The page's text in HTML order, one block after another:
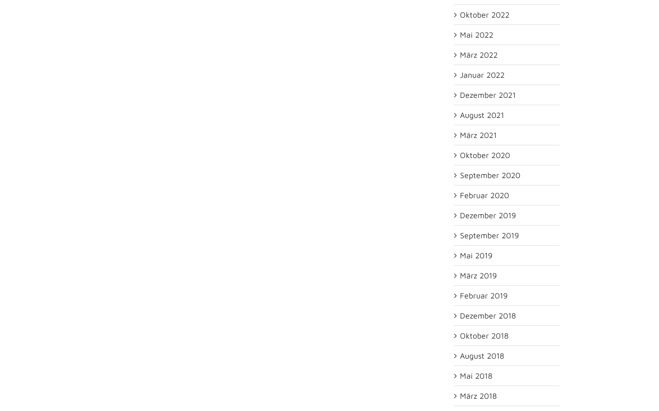
Oktober 2022
Mai 2022
März 2022
Januar 2022
Dezember 2021
August 2021
März 2021
Oktober 2020
September 2020
Februar 2020
Dezember 2019
September 2019
Mai 2019
März 2019
Februar 2019
Dezember 2018
Oktober 2018
August 2018
Mai 2018
März 2018